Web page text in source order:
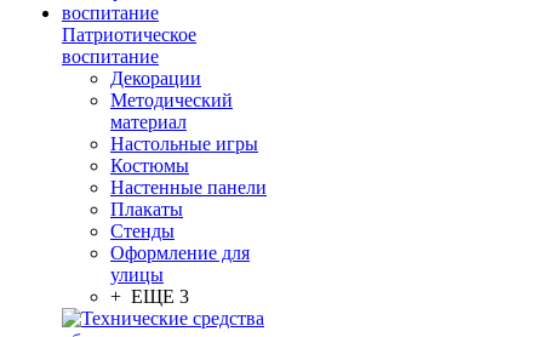
Патриотическое
воспитание
Декорации
Методический
материал
Настольные игры
Костюмы
Настенные панели
Плакаты
Стенды
Оформление для
улицы
+ ЕЩЕ 3